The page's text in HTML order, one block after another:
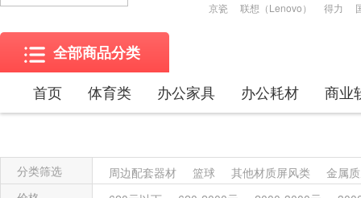
京瓷 联想（Lenovo） 得力
全部商品分类
首页
体育类 办公家具 办公耗材 商业
分类筛选 周边配套器材 篮球 其他材质屏风类
金属
木质架类
其他柜类 金属质柜类 保险柜